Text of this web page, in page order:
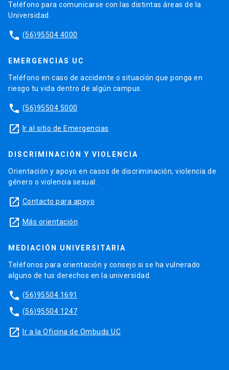
Teléfono para comunicarse con las distintas áreas de la
Universidad.
phone (56)95504 4000
EMERGENCIAS UC
Teléfono en caso de accidente o situación que ponga en
riesgo tu vida dentro de algún campus.
phone (56)95504 5000
launch Ir al sitio de Emergencias
DISCRIMINACIÓN Y VIOLENCIA
Orientación y apoyo en casos de discriminación, violencia de
género o violencia sexual.
launch Contacto para apoyo
launch Más orientación
MEDIACIÓN UNIVERSITARIA
Teléfonos para orientación y consejo si se ha vulnerado
alguno de tus derechos en la universidad.
phone (56)95504 1691
phone (56)95504 1247
launch Ir a la Oficina de Ombuds UC